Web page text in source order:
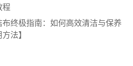
程
终极指南：如何高效清洁与保养
法】